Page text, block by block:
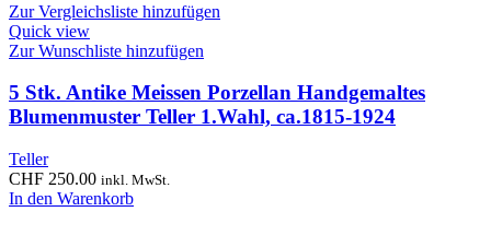
Zur Vergleichsliste hinzufügen
Quick view
Zur Wunschliste hinzufügen
5 Stk. Antike Meissen Porzellan Handgemaltes
Blumenmuster Teller 1.Wahl, ca.1815-1924
Teller
CHF 250.00 inkl. MwSt.
In den Warenkorb